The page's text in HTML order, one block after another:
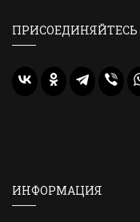
ПРИСОЕДИНЯЙТЕСЬ
ИНФОРМАЦИЯ